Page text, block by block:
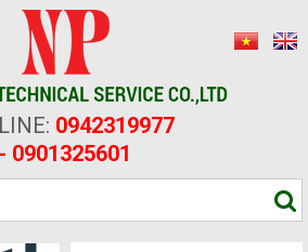
0942319977
- 0901325601